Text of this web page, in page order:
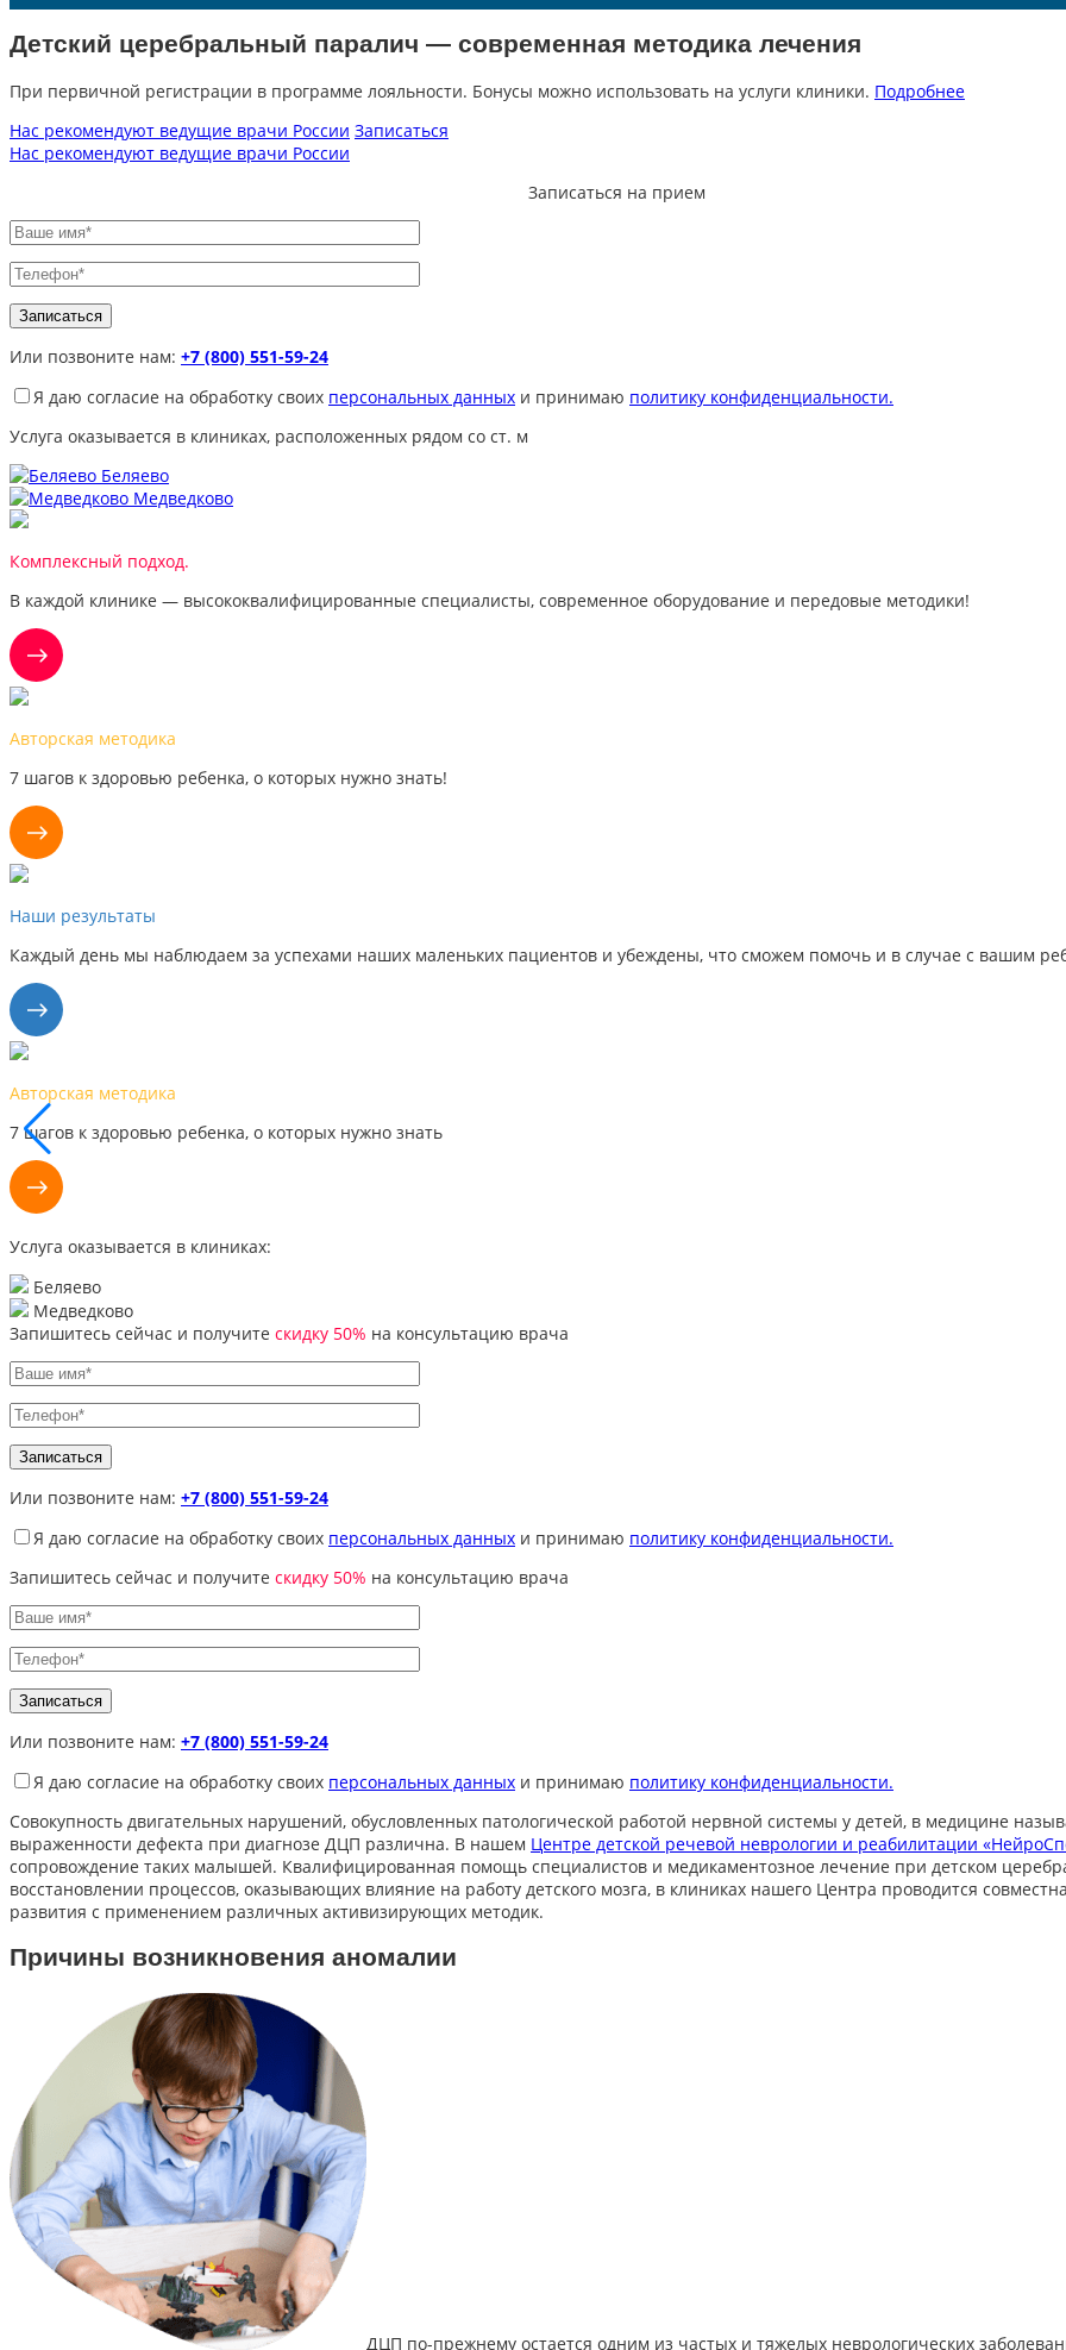
Детский церебральный паралич — современная методика лечения
При первичной регистрации в программе лояльности. Бонусы можно использовать на услуги клиники. Подробнее
Нас рекомендуют ведущие врачи России Записаться
Нас рекомендуют ведущие врачи России
Записаться на прием
Или позвоните нам: +7 (800) 551-59-24
Я даю согласие на обработку своих персональных данных и принимаю политику конфиденциальности.
Услуга оказывается в клиниках, расположенных рядом со ст. м
Беляево
Медведково
Комплексный подход.
В каждой клинике — высококвалифицированные специалисты, современное оборудование и передовые методики!
Авторская методика
7 шагов к здоровью ребенка, о которых нужно знать!
Наши результаты
Каждый день мы наблюдаем за успехами наших маленьких пациентов и убеждены, что сможем помочь и в случае с вашим
Авторская методика
7 шагов к здоровью ребенка, о которых нужно знать
Услуга оказывается в клиниках:
Беляево
Медведково
Запишитесь сейчас и получите скидку 50% на консультацию врача
Или позвоните нам: +7 (800) 551-59-24
Я даю согласие на обработку своих персональных данных и принимаю политику конфиденциальности.
Запишитесь сейчас и получите скидку 50% на консультацию врача
Или позвоните нам: +7 (800) 551-59-24
Я даю согласие на обработку своих персональных данных и принимаю политику конфиденциальности.
Совокупность двигательных нарушений, обусловленных патологической работой нервной системы у детей, в медицине
выраженности дефекта при диагнозе ДЦП различна. В нашем Центре детской речевой неврологии и реабилитации
сопровождение таких малышей. Квалифицированная помощь специалистов и медикаментозное лечение при детском
восстановлении процессов, оказывающих влияние на работу детского мозга, в клиниках нашего Центра проводится
развития с применением различных активизирующих методик.
Причины возникновения аномалии
ДЦП по-прежнему остается одним из частых и тяжелых неврологических